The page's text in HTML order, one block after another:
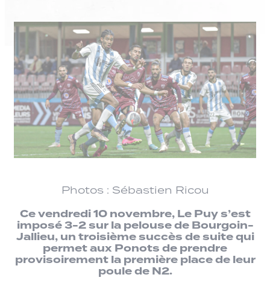
Photos : Sébastien Ricou
Ce vendredi 10 novembre, Le Puy s’est
imposé 3-2 sur la pelouse de Bourgoin-
Jallieu, un troisième succès de suite qui
permet aux Ponots de prendre
provisoirement la première place de leur
poule de N2.